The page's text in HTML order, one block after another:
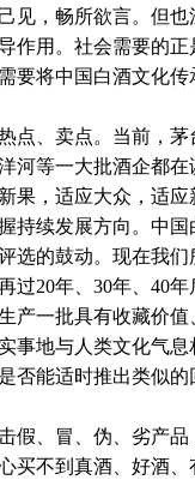
见，畅所欲言。但
作用。社会需要的
要将中国白酒文化
、卖点。当前，茅
河等一大批酒企都
果，适应大众，适应
持续发展方向。中
选的鼓动。现在我
过20年、30年、40
产一批具有收藏价
事地与人类文化气
否能适时推出类似
、冒、伪、劣产品
买不到真酒、好酒